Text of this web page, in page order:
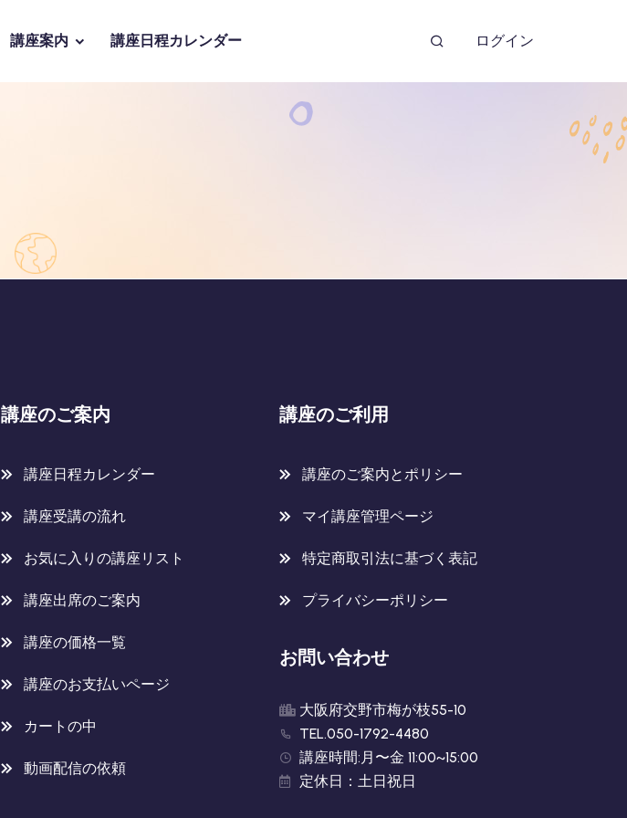
講座案内 講座日程カレンダー ログイン
講座のご案内
講座日程カレンダー
講座受講の流れ
お気に入りの講座リスト
講座出席のご案内
講座の価格一覧
講座のお支払いページ
カートの中
動画配信の依頼
講座のご利用
講座のご案内とポリシー
マイ講座管理ページ
特定商取引法に基づく表記
プライバシーポリシー
お問い合わせ
大阪府交野市梅が枝55-10
TEL.050-1792-4480
講座時間:月〜金 11:00~15:00
定休日：土日祝日